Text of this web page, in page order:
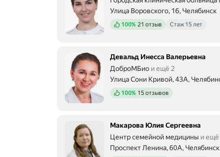
Улица Воровского, 16, Челябинск
Положительных отзывов
100% 21 отзыв Стаж 15 лет
Девальд Инесса Валерьевна
ДоброМБио и ещё 2
Улица Сони Кривой, 43А,
Положительных отзывов
100% 15 отзывов
Макарова Юлия Сергеевна
Центр семейной медицины и ещё
Проспект Ленина, 60А, Челябинск